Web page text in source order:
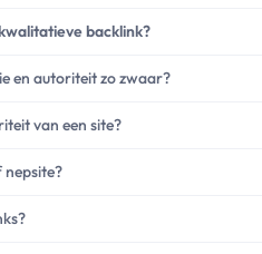
backlink?
en autoriteit zo zwaar?
van een site?
nepsite?